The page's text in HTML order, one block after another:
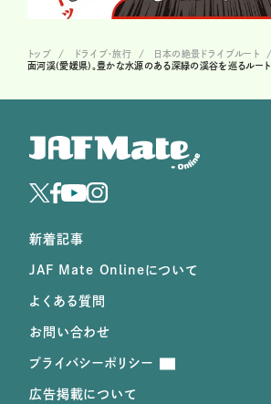
トップ ドライブ･旅行
日本の絶景ドライブルート
面河渓(愛媛県)。豊かな水源のある深緑の渓谷を巡るルート
新着記事
JAF Mate Onlineについて
よくある質問
お問い合わせ
プライバシーポリシー
広告掲載について